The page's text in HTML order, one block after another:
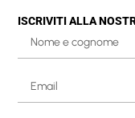
ISCRIVITI ALLA